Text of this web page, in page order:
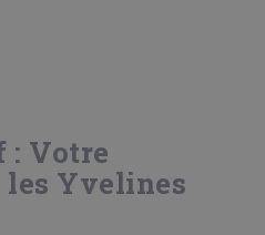
: Votre
Yvelines